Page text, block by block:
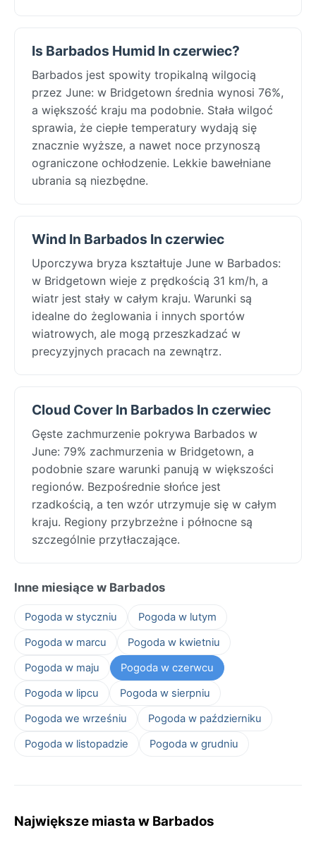
Is Barbados Humid In czerwiec?
Barbados jest spowity tropikalną wilgocią
przez June: w Bridgetown średnia wynosi 76%,
a większość kraju ma podobnie. Stała wilgoć
sprawia, że ciepłe temperatury wydają się
znacznie wyższe, a nawet noce przynoszą
ograniczone ochłodzenie. Lekkie bawełniane
ubrania są niezbędne.
Wind In Barbados In czerwiec
Uporczywa bryza kształtuje June w Barbados:
w Bridgetown wieje z prędkością 31 km/h, a
wiatr jest stały w całym kraju. Warunki są
idealne do żeglowania i innych sportów
wiatrowych, ale mogą przeszkadzać w
precyzyjnych pracach na zewnątrz.
Cloud Cover In Barbados In czerwiec
Gęste zachmurzenie pokrywa Barbados w
June: 79% zachmurzenia w Bridgetown, a
podobnie szare warunki panują w większości
regionów. Bezpośrednie słońce jest
rzadkością, a ten wzór utrzymuje się w całym
kraju. Regiony przybrzeżne i północne są
szczególnie przytłaczające.
Inne miesiące w Barbados
Pogoda w styczniu
Pogoda w lutym
Pogoda w marcu
Pogoda w kwietniu
Pogoda w maju
Pogoda w czerwcu
Pogoda w lipcu
Pogoda w sierpniu
Pogoda we wrześniu
Pogoda w październiku
Pogoda w listopadzie
Pogoda w grudniu
Największe miasta w Barbados